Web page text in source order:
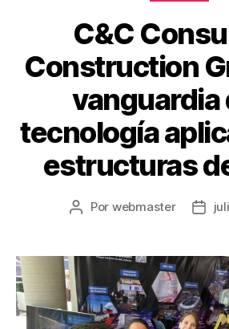
C&C
Construction
vanguardia
tecnología
estructuras
Por webmaster